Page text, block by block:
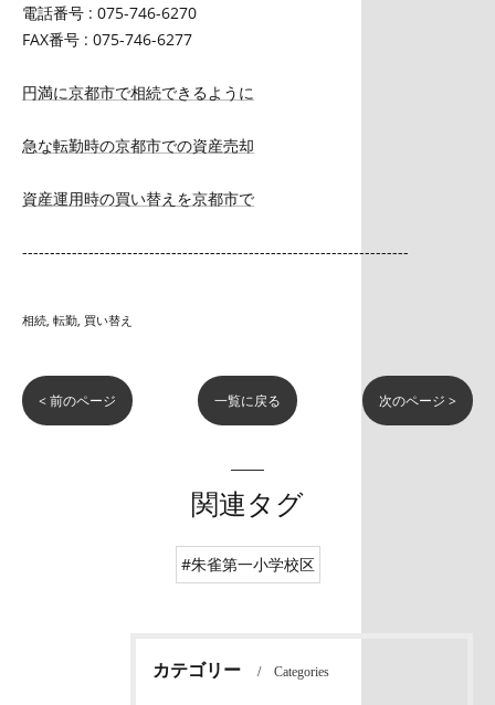
電話番号 : 075-746-6270
FAX番号 : 075-746-6277
円満に京都市で相続できるように
急な転勤時の京都市での資産売却
資産運用時の買い替えを京都市で
----------------------------------------------------------------------
相続 転勤 買い替え
< 前のページ 一覧に戻る 次のページ >
関連タグ
#朱雀第一小学校区
カテゴリー Categories